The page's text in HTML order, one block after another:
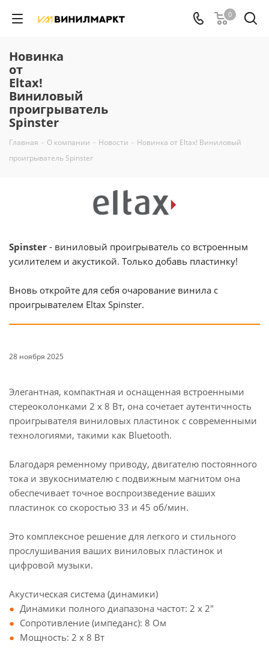
0
Новинка
от
Eltax!
Виниловый
проигрыватель
Spinster
Главная - О компании - Новости - Новинка от Eltax! Виниловый
проигрыватель Spinster
Spinster - виниловый проигрыватель со встроенным
усилителем и акустикой. Только добавь пластинку!
Вновь откройте для себя очарование винила с
проигрывателем Eltax Spinster.
28 ноября 2025
Элегантная, компактная и оснащенная встроенными
стереоколонками 2 x 8 Вт, она сочетает аутентичность
проигрывателя виниловых пластинок с современными
технологиями, такими как Bluetooth.
Благодаря ременному приводу, двигателю постоянного
тока и звукоснимателю с подвижным магнитом она
обеспечивает точное воспроизведение ваших
пластинок со скоростью 33 и 45 об/мин.
Это комплексное решение для легкого и стильного
прослушивания ваших виниловых пластинок и
цифровой музыки.
Акустическая система (динамики)
Динамики полного диапазона частот: 2 x 2"
Сопротивление (импеданс): 8 Ом
Мощность: 2 x 8 Вт